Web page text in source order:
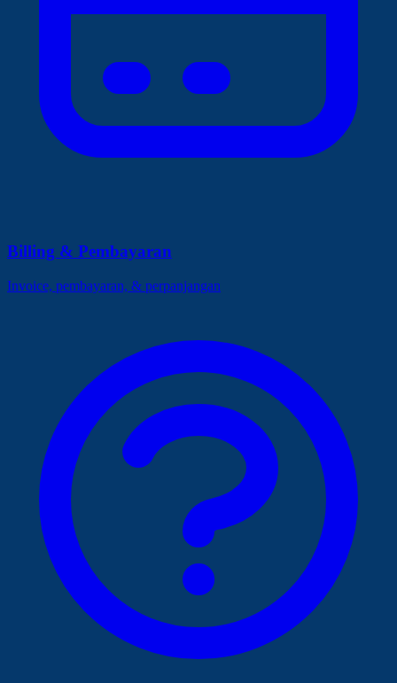
Billing & Pembayaran
Invoice, pembayaran, & perpanjangan